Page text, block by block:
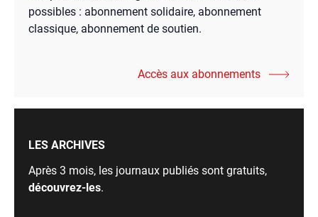
possibles : abonnement solidaire, abonnement
classique, abonnement de soutien.
Accès aux abonnements
LES ARCHIVES
Après 3 mois, les journaux publiés sont gratuits,
découvrez-les.